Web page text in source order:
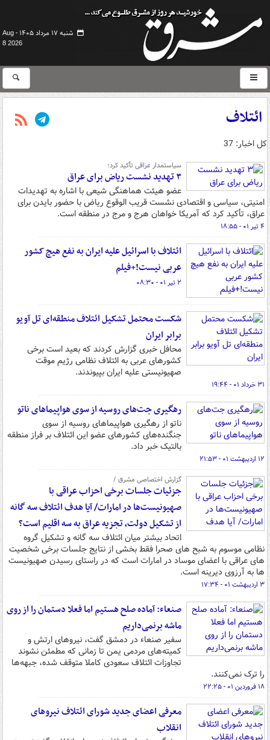
شنبه ۱۷ مرداد ۱۴۰۵ -
Aug
8 2026
ائتلاف
کل اخبار: 37
سیاستمدار عراقی تأکید کرد؛
۳ تهدید نشست ریاض برای عراق
عضو هیئت هماهنگی شیعی با اشاره به تهدیدات
امنیتی، سیاسی و اقتصادی نشست قریب الوقوع ریاض با حضور بایدن برای
عراق، تأکید کرد که آمریکا خواهان هرج و مرج در منطقه است.
۴ تیر ۰۱ - ۱۸:۵۵
ائتلاف با اسرائیل علیه ایران به نفع هیچ کشور
عربی نیست!+فیلم
۲ تیر ۰۱ - ۰۸:۳۰
شکست محتمل تشکیل ائتلاف منطقه‌ای تل آویو
برابر ایران
محافل خبری گزارش کردند که بعید است برخی
کشورهای عربی به ائتلاف نظامی رژیم موقت
صهیونیستی علیه ایران بپیوندند.
۳۱ خرداد ۰۱ - ۱۹:۴۴
رهگیری جت‌های روسیه از سوی هواپیماهای ناتو
ناتو از رهگیری هواپیماهای روسیه از سوی
جنگنده‌های کشورهای عضو این ائتلاف بر فراز منطقه
بالتیک خبر داد.
۱۲ اردیبهشت ۰۱ - ۲۱:۵۳
گزارش اختصاصی مشرق /
جزئیات جلسات برخی احزاب عراقی با
صهیونیست‌ها در امارات‌/ آیا هدف ائتلاف سه گانه
از تشکیل دولت، تجزیه عراق به سه اقلیم است؟
اتحاد بیشتر میان ائتلاف سه گانه و تشکیل گروه
نظامی موسوم به شبح های صحرا فقط بخشی از نتایج جلسات برخی شخصیت
های عراقی با اعضای موساد در امارات است که در راستای رسیدن صهیونیست
ها به آرزوی دیرینه است.
۳ اردیبهشت ۰۱ - ۱۷:۳۴
صنعاء: آماده صلح هستیم اما فعلا دستمان را از روی
ماشه برنمی‌داریم
سفیر صنعاء در دمشق گفت، نیروهای ارتش و
کمیته‌های مردمی یمن تا زمانی که مطمئن نشوند
تجاوزات ائتلاف سعودی کاملا متوقف شده، جبهه‌ها
را ترک نمی‌کنند.
۱۸ فروردین ۰۱ - ۲۲:۲۵
معرفی اعضای جدید شورای ائتلاف نیروهای
انقلاب